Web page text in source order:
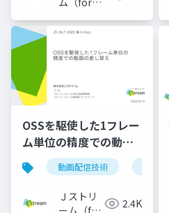
OSSを駆使した1フレー
ム単位の精度での動画
の差し替え_大LT2023
春 in Aizu
動画配信技術
Ｊストリ
2.4K